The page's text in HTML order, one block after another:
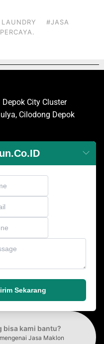
#JASA
City Cluster
Cilodong Depok
layanan
maklon
pembuatan berbagai
personal care, rumah
Sekarang
bisa kami bantu?
Jasa Maklon